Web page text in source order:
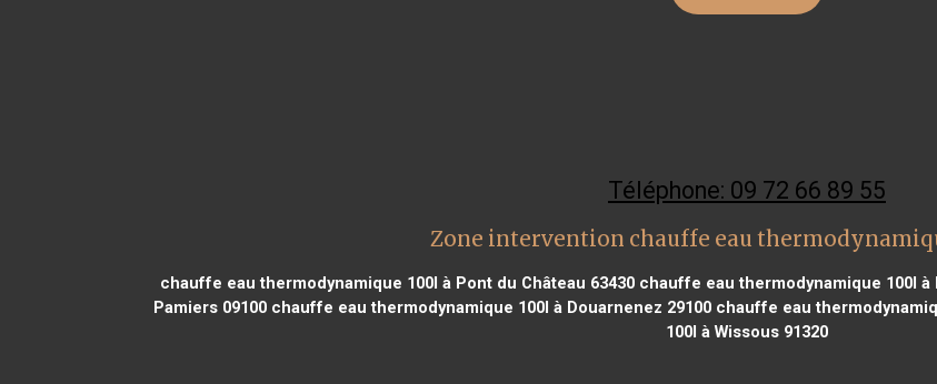
Téléphone: 09 72 66 89 55
Zone intervention chauffe eau
chauffe eau thermodynamique 100l à Pont du Château 63430 chauffe eau thermodynamique 100l à
Pamiers 09100chauffe eau thermodynamique 100l à Douarnenez 29100chauffe eau
100l à Wissous 91320